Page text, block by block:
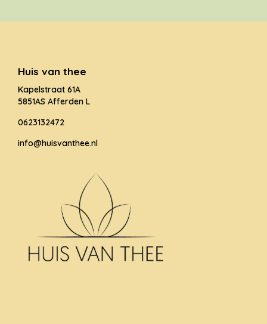
Huis van thee
Kapelstraat 61A
5851AS Afferden L
0623132472
info@huisvanthee.nl